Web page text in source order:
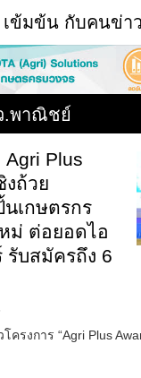
หน
เข้มข้น กับคนข่า
.พาณิชย์
Agri Plus
งถ้วย
เกษตรกร
ม่ ต่อยอดไอ
รับสมัครถึง 6
ครงการ “Agri Plus